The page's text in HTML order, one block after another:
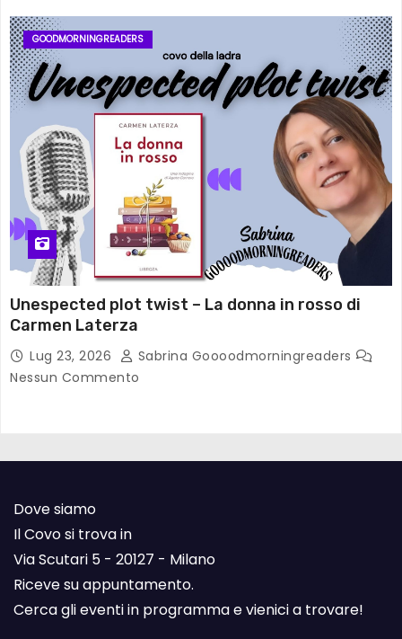
GOODMORNINGREADERS
Unespected plot twist – La donna in rosso di
Carmen Laterza
Lug 23, 2026
Sabrina Goooodmorningreaders
Nessun Commento
Dove siamo
Il Covo si trova in
Via Scutari 5 - 20127 - Milano
Riceve su appuntamento.
Cerca gli eventi in programma e vienici a trovare!